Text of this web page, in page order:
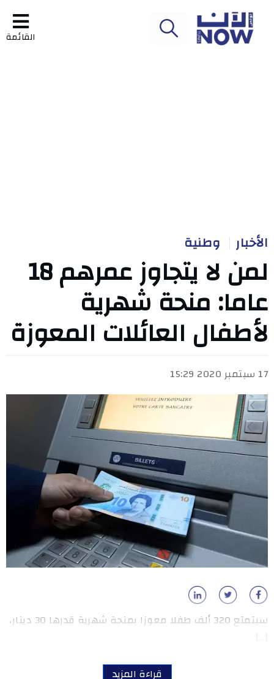
القائمة
الأخبار وطنية
لمن لا يتجاوز عمرهم 18
عاما: منحة شهرية
لأطفال العائلات المعوزة
17 سبتمبر 2020 15:29
سيتمتع 320 ألف طفلا معوزا بمنحة شهرية قدرها 30 دينار،
قراءة المزيد